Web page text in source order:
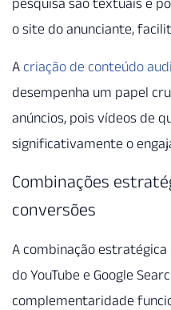
pesquisa são textuais e
o site do anunciante,
A criação de conteúdo
desempenha um papel
anúncios, pois vídeos de
significativamente o
Combinações
conversões
A combinação
do YouTube e Google
complementaridade